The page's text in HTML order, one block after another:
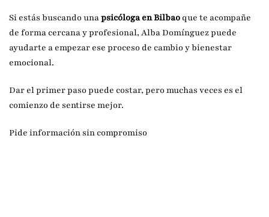
Si estás buscando unapsicóloga en Bilbao que te acompañe
de forma cercana y profesional, Alba Domínguez puede
ayudarte a empezar ese proceso de cambio y bienestar
emocional.
Dar el primer paso puede costar, pero muchas veces es el
comienzo de sentirse mejor.
Pide información sin compromiso